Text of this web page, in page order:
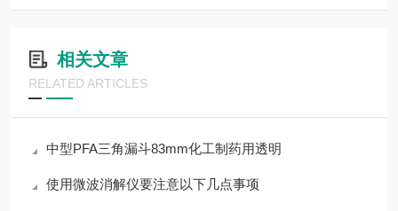
相关文章
RELATED ARTICLES
中型PFA三角漏斗83mm化工制药用透明
使用微波消解仪要注意以下几点事项